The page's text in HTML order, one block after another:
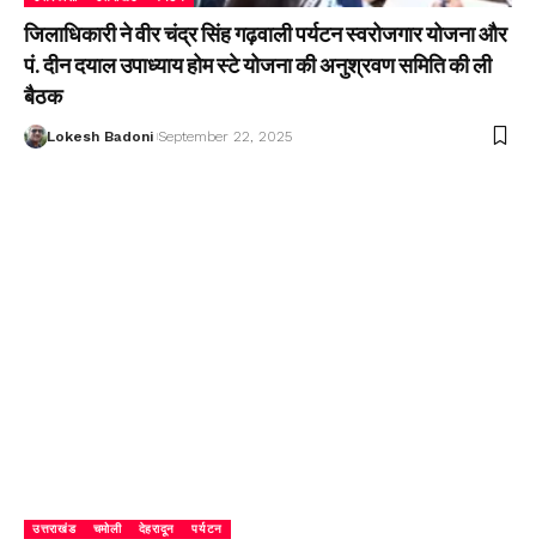
जिलाधिकारी ने वीर चंद्र सिंह गढ़वाली पर्यटन स्वरोजगार योजना और
पं. दीन दयाल उपाध्याय होम स्टे योजना की अनुश्रवण समिति की ली
बैठक
Lokesh Badoni September 22, 2025
उत्तराखंड चमोली देहरादून पर्यटन